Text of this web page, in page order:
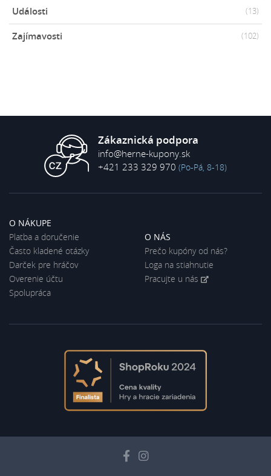
Události (13)
Zajímavosti (102)
Zákaznická podpora
info@herne-kupony.sk
+421 233 329 970 (Po-Pá, 8-18)
O NÁKUPE
Platba a doručenie
Často kladené otázky
Darček pre hráčov
Overenie účtu
Spolupráca
O NÁS
Prečo kupóny od nás?
Loga na stiahnutie
Pracujte u nás